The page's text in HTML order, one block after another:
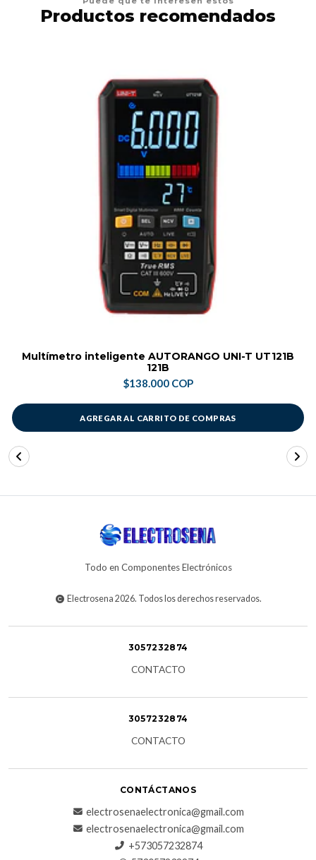
Productos recomendados
Multímetro inteligente AUTORANGO UNI-T UT121B
121B
$138.000 COP
AGREGAR AL CARRITO DE COMPRAS
Todo en Componentes Electrónicos
Electrosena 2026. Todos los derechos reservados.
3057232874
CONTACTO
3057232874
CONTACTO
CONTÁCTANOS
electrosenaelectronica@gmail.com
electrosenaelectronica@gmail.com
+573057232874